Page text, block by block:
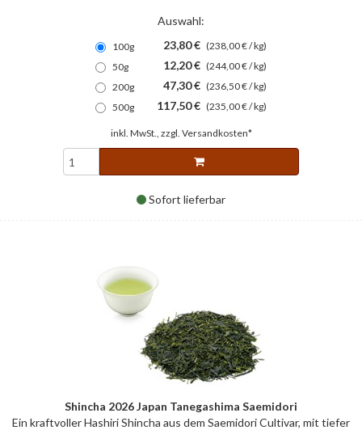
Auswahl:
100g 23,80 € (238,00 € / kg)
50g
12,20 € (244,00 € / kg)
200g
47,30 € (236,50 € / kg)
500g
117,50 € (235,00 € / kg)
inkl. MwSt., zzgl. Versandkosten*
Sofort lieferbar
Shincha 2026 Japan Tanegashima Saemidori
Ein kraftvoller Hashiri Shincha aus dem Saemidori Cultivar, mit tiefer